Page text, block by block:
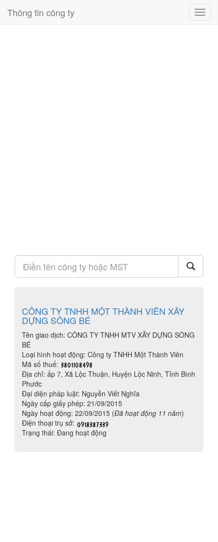
Thông tin công ty
CÔNG TY TNHH MỘT THÀNH VIÊN XÂY
DỰNG SÔNG BÉ
Tên giao dịch: CÔNG TY TNHH MTV XÂY DỰNG SÔNG
BÉ
Loại hình hoạt động: Công ty TNHH Một Thành Viên
Mã số thuế:
Địa chỉ: ấp 7, Xã Lộc Thuận, Huyện Lộc Ninh, Tỉnh Bình
Phước
Đại diện pháp luật: Nguyễn Viết Nghĩa
Ngày cấp giấy phép: 21/09/2015
Ngày hoạt động: 22/09/2015 (Đã hoạt động 11 năm)
Điện thoại trụ sở:
Trạng thái: Đang hoạt động